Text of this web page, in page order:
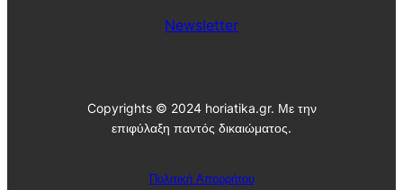
Newsletter
Copyrights © 2024 horiatika.gr. Με την
επιφύλαξη παντός δικαιώματος.
Πολιτική Απορρήτου